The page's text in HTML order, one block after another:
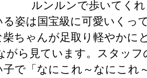
ルンルンで歩いてく
る姿は国宝級に可愛いくっ
柴ちゃんが足取り軽やかに
がら見ています。スタッフ
子で「なにこれ～なにこれ